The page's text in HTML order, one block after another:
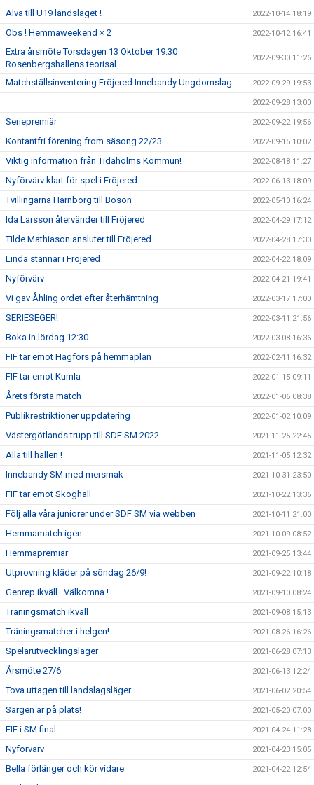
Alva till U19 landslaget ! 2022-10-14 18:19
Obs ! Hemmaweekend × 2 2022-10-12 16:41
Extra årsmöte Torsdagen 13 Oktober 19:30
Rosenbergshallens teorisal
2022-09-30 11:26
Matchställsinventering Fröjered Innebandy Ungdomslag 2022-09-29 19:53
2022-09-28 13:00
Seriepremiär 2022-09-22 19:56
Kontantfri förening from säsong 22/23 2022-09-15 10:02
Viktig information från Tidaholms Kommun! 2022-08-18 11:27
Nyförvärv klart för spel i Fröjered 2022-06-13 18:09
Tvillingarna Härnborg till Bosön 2022-05-10 16:24
Ida Larsson återvänder till Fröjered 2022-04-29 17:12
Tilde Mathiason ansluter till Fröjered 2022-04-28 17:30
Linda stannar i Fröjered 2022-04-22 18:09
Nyförvärv 2022-04-21 19:41
Vi gav Åhling ordet efter återhämtning 2022-03-17 17:00
SERIESEGER! 2022-03-11 21:56
Boka in lördag 12:30 2022-03-08 16:36
FIF tar emot Hagfors på hemmaplan 2022-02-11 16:32
FIF tar emot Kumla 2022-01-15 09:11
Årets första match 2022-01-06 08:38
Publikrestriktioner uppdatering 2022-01-02 10:09
Västergötlands trupp till SDF SM 2022 2021-11-25 22:45
Alla till hallen ! 2021-11-05 12:32
Innebandy SM med mersmak 2021-10-31 23:50
FIF tar emot Skoghall 2021-10-22 13:36
Följ alla våra juniorer under SDF SM via webben 2021-10-11 21:00
Hemmamatch igen 2021-10-09 08:52
Hemmapremiär 2021-09-25 13:44
Utprovning kläder på söndag 26/9! 2021-09-22 10:18
Genrep ikväll . Välkomna ! 2021-09-10 08:24
Träningsmatch ikväll 2021-09-08 15:13
Träningsmatcher i helgen! 2021-08-26 16:26
Spelarutvecklingsläger 2021-06-28 07:13
Årsmöte 27/6 2021-06-13 12:24
Tova uttagen till landslagsläger 2021-06-02 20:54
Sargen är på plats! 2021-05-20 07:00
FIF i SM final 2021-04-24 11:28
Nyförvärv 2021-04-23 15:05
Bella förlänger och kör vidare 2021-04-22 12:54